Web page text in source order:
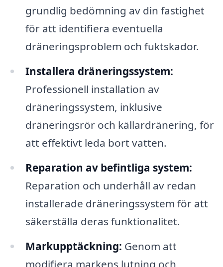
grundlig bedömning av din fastighet
för att identifiera eventuella
dräneringsproblem och fuktskador.
Installera dräneringssystem:
Professionell installation av
dräneringssystem, inklusive
dräneringsrör och källardränering, för
att effektivt leda bort vatten.
Reparation av befintliga system:
Reparation och underhåll av redan
installerade dräneringssystem för att
säkerställa deras funktionalitet.
Markupptäckning: Genom att
modifiera markens lutning och